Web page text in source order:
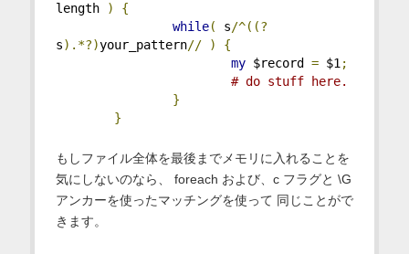
length
)
{
while( s/^((?
s).*?)your_pattern// )
{
my $record = $1;
# do stuff here.
}
}
もしファイル全体を最後までメモリに入れることを
気にしないのなら、 foreach および、c フラグと \G
アンカーを使ったマッチングを使って 同じことがで
きます。